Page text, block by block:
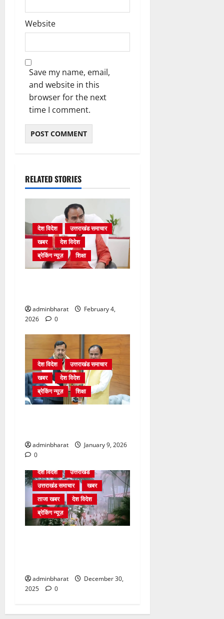
Website
Save my name, email,
and website in this
browser for the next
time I comment.
RELATED STORIES
देश विदेश
उत्तराखंड समाचार
खबर
देश विदेश
ब्रेकिंग न्यूज़
शिक्षा
adminbharat
February 4,
2026
0
देश विदेश
उत्तराखंड समाचार
खबर
देश विदेश
ब्रेकिंग न्यूज़
शिक्षा
adminbharat
January 9, 2026
0
देश विदेश
उत्तराखंड
उत्तराखंड समाचार
खबर
ताजा खबर
देश विदेश
ब्रेकिंग न्यूज़
adminbharat
December 30,
2025
0